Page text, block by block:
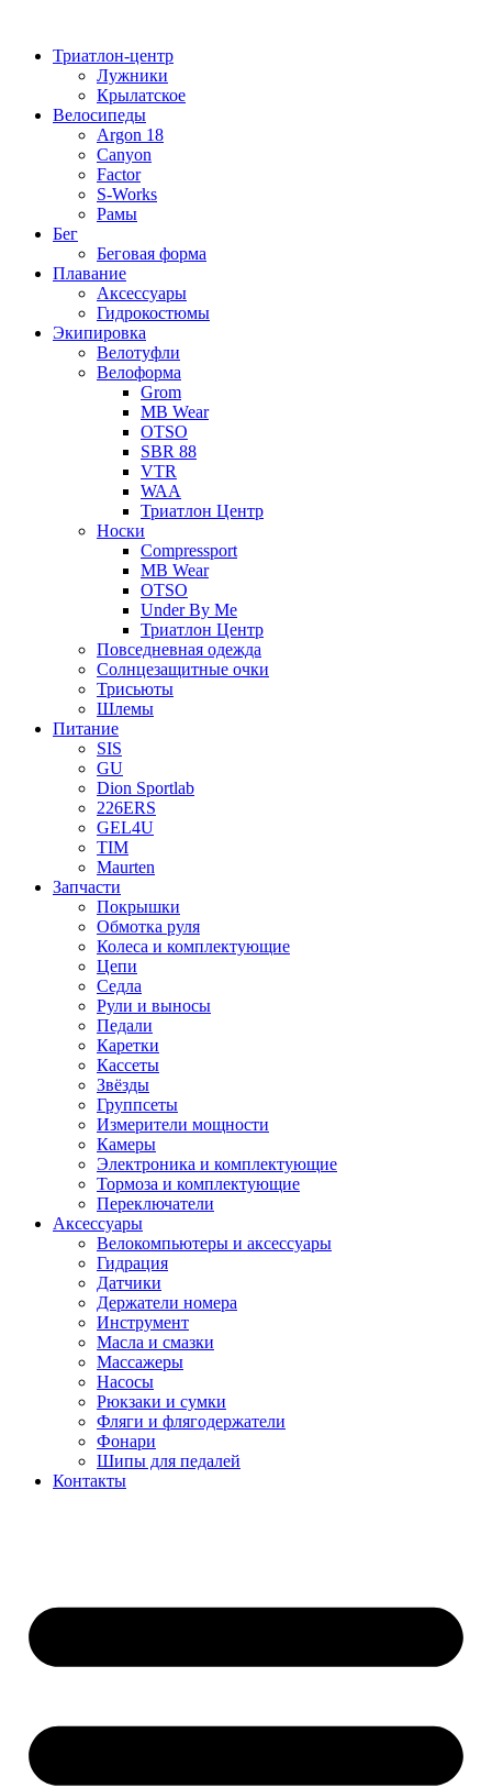
содержимому
Триатлон-центр
Лужники
Крылатское
Велосипеды
Argon 18
Canyon
Factor
S-Works
Рамы
Бег
Беговая форма
Плавание
Аксессуары
Гидрокостюмы
Экипировка
Велотуфли
Велоформа
Grom
MB Wear
OTSO
SBR 88
VTR
WAA
Триатлон Центр
Носки
Compressport
MB Wear
OTSO
Under By Me
Триатлон Центр
Повседневная одежда
Солнцезащитные очки
Трисьюты
Шлемы
Питание
SIS
GU
Dion Sportlab
226ERS
GEL4U
TIM
Maurten
Запчасти
Покрышки
Обмотка руля
Колеса и комплектующие
Цепи
Седла
Рули и выносы
Педали
Каретки
Кассеты
Звёзды
Группсеты
Измерители мощности
Камеры
Электроника и комплектующие
Тормоза и комплектующие
Переключатели
Аксессуары
Велокомпьютеры и аксессуары
Гидрация
Датчики
Держатели номера
Инструмент
Масла и смазки
Массажеры
Насосы
Рюкзаки и сумки
Фляги и флягодержатели
Фонари
Шипы для педалей
Контакты